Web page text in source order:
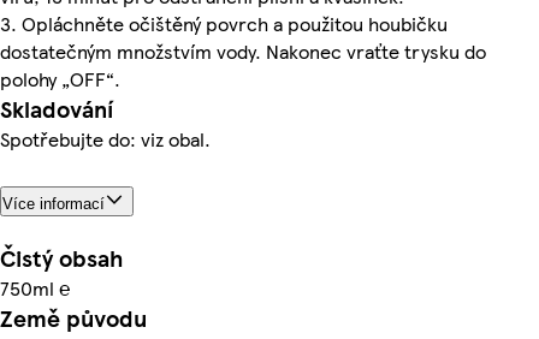
3. Opláchněte očištěný povrch a použitou houbičku
dostatečným množstvím vody. Nakonec vraťte trysku do
polohy „OFF“.
Skladování
Spotřebujte do: viz obal.
Více informací
Čistý obsah
750ml ℮
Země původu